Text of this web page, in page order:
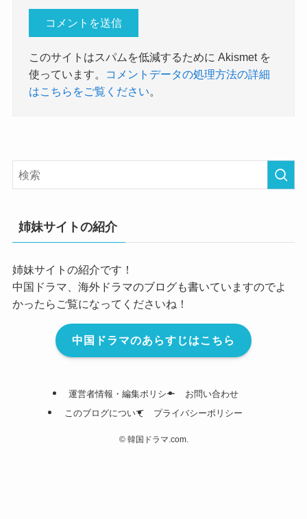
このサイトはスパムを低減するために Akismet を
使っています。
コメントデータの処理方法の詳細
はこちらをご覧ください
姉妹サイトの紹介
姉妹サイトの紹介です！
中国ドラマ、海外ドラマのブログも書いていますのでよ
かったらご覧になってくださいね！
中国ドラマのあらすじはこちら
運営者情報・編集ポリシー
お問い合わせ
このブログについて
プライバシーポリシー
©韓国ドラマ.com.